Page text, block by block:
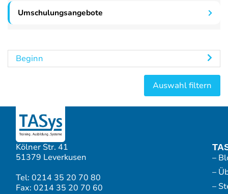
Umschulungsangebote
Beginn
Kölner Str. 41
51379 Leverkusen
Tel: 0214 35 20 70 80
Fax: 0214 35 20 70 60
–
–
–